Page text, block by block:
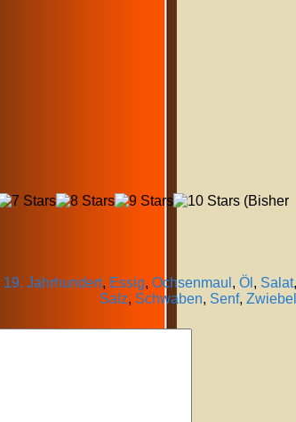
(Bisher
19. Jahrhundert, Essig, Ochsenmaul , Öl , Salat,
Salz, Schwaben, Senf, Zwiebel